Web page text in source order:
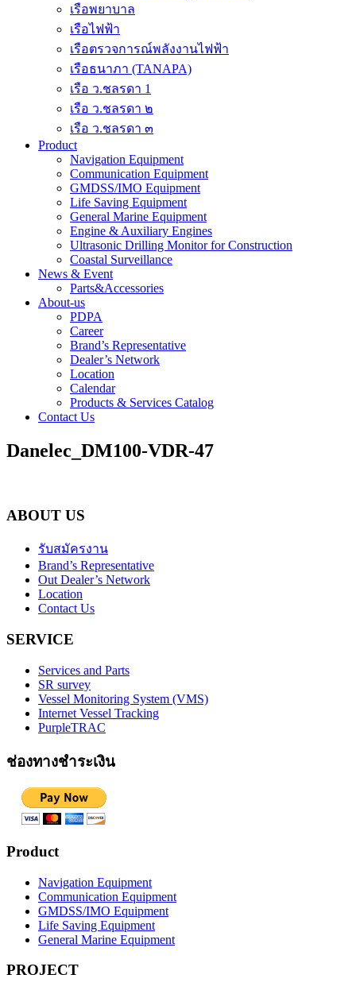
เรือพยาบาล
เรือไฟฟ้า
เรือตรวจการณ์พลังงานไฟฟ้า
เรือธนาภา (TANAPA)
เรือ ว.ชลรดา 1
เรือ ว.ชลรดา ๒
เรือ ว.ชลรดา ๓
Product
Navigation Equipment
Communication Equipment
GMDSS/IMO Equipment
Life Saving Equipment
General Marine Equipment
Engine & Auxiliary Engines
Ultrasonic Drilling Monitor for Construction
Coastal Surveillance
News & Event
Parts&Accessories
About-us
PDPA
Career
Brand’s Representative
Dealer’s Network
Location
Calendar
Products & Services Catalog
Contact Us
Danelec_DM100-VDR-47
ABOUT US
รับสมัครงาน
Brand’s Representative
Out Dealer’s Network
Location
Contact Us
SERVICE
Services and Parts
SR survey
Vessel Monitoring System (VMS)
Internet Vessel Tracking
PurpleTRAC
ช่องทางชำระเงิน
Product
Navigation Equipment
Communication Equipment
GMDSS/IMO Equipment
Life Saving Equipment
General Marine Equipment
PROJECT